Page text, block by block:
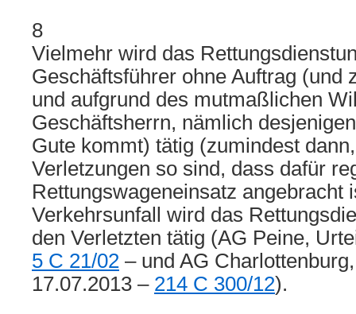
8
Vielmehr wird das
Geschäftsführer ohne Auftrag (und
und aufgrund des mutmaßlichen
Geschäftsherrn, nämlich
Gute kommt) tätig (zumindest
Verletzungen so sind, dass dafür
Rettungswageneinsatz angebracht
Verkehrsunfall wird das
den Verletzten tätig (AG Peine,
5 C 21/02 – und AG
17.07.2013 – 214 C 300/12).